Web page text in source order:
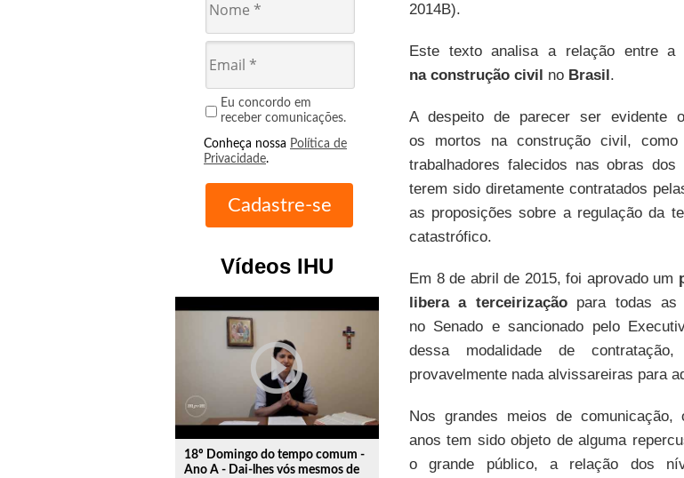
Eu concordo em
receber comunicações.
Conheça nossa Política de
Privacidade.
Vídeos IHU
play_circle_outline
18º Domingo do tempo comum -
Ano A - Dai-lhes vós mesmos de
2014B).
Este texto analisa a relação entre
na construção civil no Brasil.
A despeito de parecer ser evidente
os mortos na construção civil,
trabalhadores falecidos nas obras dos
terem sido diretamente contratados
as proposições sobre a regulação da
catastrófico.
Em 8 de abril de 2015, foi aprovado um
libera a terceirizaçãopara todas as
no Senado e sancionado pelo
dessa modalidade de
provavelmente nada alvissareiras para
Nos grandes meios de
anos tem sido objeto de alguma
o grande público, a relação dos